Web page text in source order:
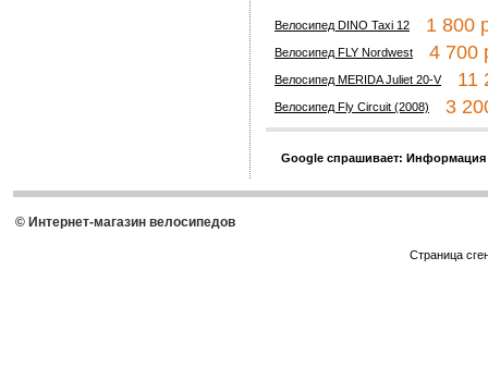
Велосипед DINO Taxi 12 1 800
Велосипед FLY Nordwest 4 700
Велосипед MERIDA Juliet 20-V11
Велосипед Fly Circuit (2008) 3
Google спрашивает:
© Интернет-магазин велосипедов
Страница